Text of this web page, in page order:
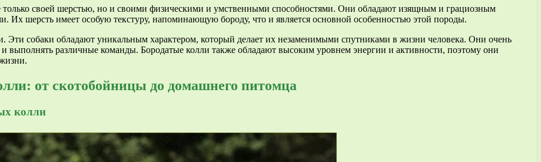
только своей шерстью, но и своими физическими и умственными способностями. Они обладают изящным и грациозным
шерсть имеет особую текстуру, напоминающую бороду, что и является основной особенностью этой породы.
Эти собаки обладают уникальным характером, который делает их незаменимыми спутниками в жизни человека. Они очень
и выполнять различные команды. Бородатые колли также обладают высоким уровнем энергии и активности, поэтому они
от скотобойницы до домашнего питомца
колли